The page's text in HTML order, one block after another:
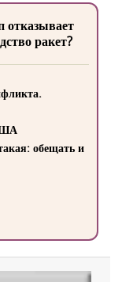
отказывает
ракет?
обещать и